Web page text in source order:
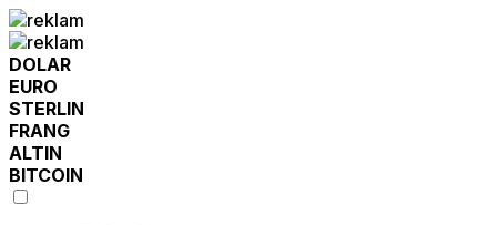
DOLAR
EURO
STERLIN
FRANG
ALTIN
BITCOIN